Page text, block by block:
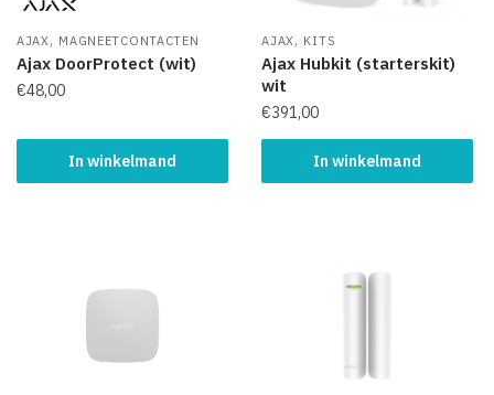
AJAX, MAGNEETCONTACTEN
Ajax DoorProtect (wit)
€48,00
In winkelmand
AJAX, KITS
Ajax Hubkit (starterskit)
wit
€391,00
In winkelmand